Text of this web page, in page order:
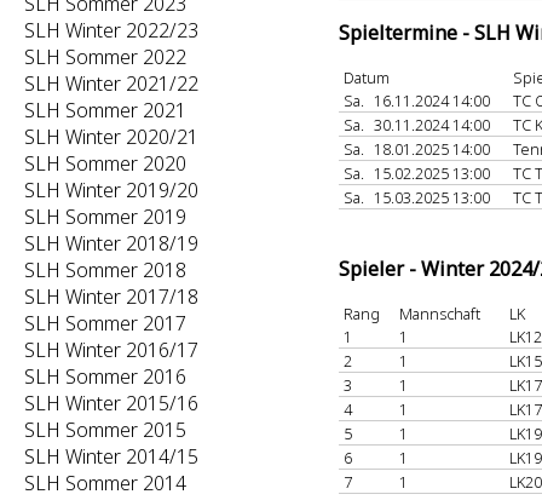
SLH Winter 2022/23
SLH Sommer 2022
SLH Winter 2021/22
SLH Sommer 2021
SLH Winter 2020/21
SLH Sommer 2020
SLH Winter 2019/20
SLH Sommer 2019
SLH Winter 2018/19
SLH Sommer 2018
SLH Winter 2017/18
SLH Sommer 2017
SLH Winter 2016/17
SLH Sommer 2016
SLH Winter 2015/16
SLH Sommer 2015
SLH Winter 2014/15
SLH Sommer 2014
Spieltermine - SLH
Datum
Sa. 16.11.2024 14:00
TC
Sa. 30.11.2024 14:00
TC
Sa. 18.01.2025 14:00
Sa. 15.02.2025 13:00
TC
Sa. 15.03.2025 13:00 TC
Spieler - Winter
Rang Mannschaft
LK
1
1
2
1
3
1
4
1
5
1
6
1
7
1